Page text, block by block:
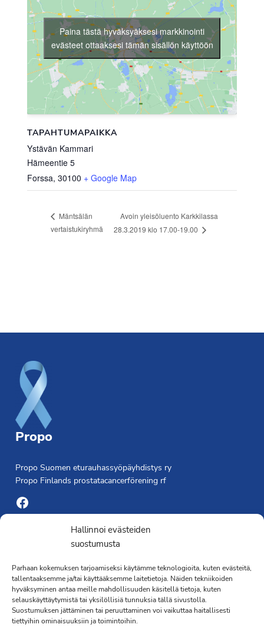
Hallinnoi evästeiden
suostumusta
Parhaan kokemuksen tarjoamiseksi käytämme teknologioita, kuten evästeitä,
tallentaaksemme ja/tai käyttääksemme laitetietoja. Näiden tekniikoiden
hyväksyminen antaa meille mahdollisuuden käsitellä tietoja, kuten
selauskäyttäytymistä tai yksilöllisiä tunnuksia tällä sivustolla.
Suostumuksen jättäminen tai peruuttaminen voi vaikuttaa haitallisesti
tiettyihin ominaisuuksiin ja toimintoihin.
TAPAHTUMAPAIKKA
Ystävän Kammari
Hämeentie 5
Forssa, 30100 + Google Map
Paina tästä hyväksyäksesi markkinointi
evästeet ottaaksesi tämän sisällön käyttöön
Mäntsälän
vertaistukiryhmä
Avoin yleisöluento Karkkilassa
28.3.2019 klo 17.00-19.00
Propo
Propo Suomen eturauhassyöpäyhdistys ry
Propo Finlands prostatacancerförening rf
Facebook
Yhdistyksen toimisto
Laivapojankatu 3 C, 00180 Helsinki
toimisto@propo.fi
Saavutettavuusseloste »
Toiminnanjohtaja